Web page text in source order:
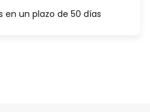
en un plazo de 50 días